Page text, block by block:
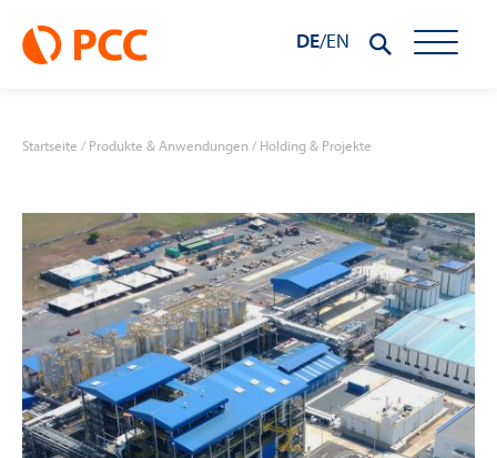
DE/EN
Startseite /Produkte & Anwendungen/Holding & Projekte